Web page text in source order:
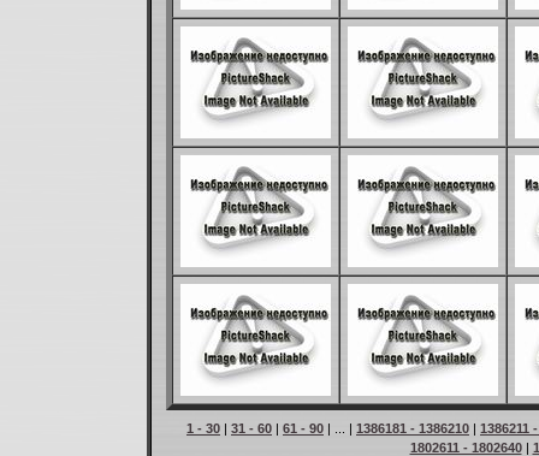
1 - 30 | 31 - 60 | 61 - 90 | ... | 1386181 - 1386210 | 1386211
1802611 - 1802640|